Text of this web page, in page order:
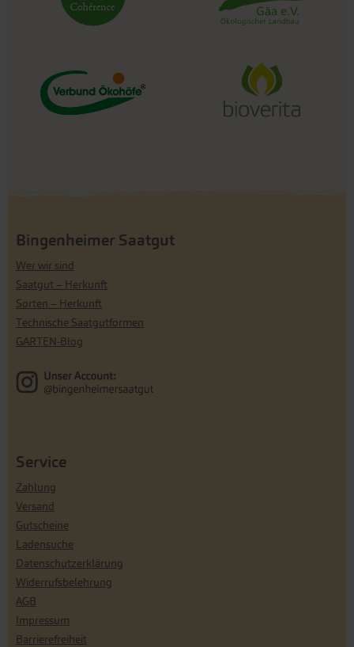
Bingenheimer Saatgut
Wer wir sind
Saatgut – Herkunft
Sorten – Herkunft
Technische Saatgutformen
GARTEN-Blog
Service
Zahlung
Versand
Gutscheine
Ladensuche
Datenschutzerklärung
Widerrufsbelehrung
AGB
Impressum
Barrierefreiheit